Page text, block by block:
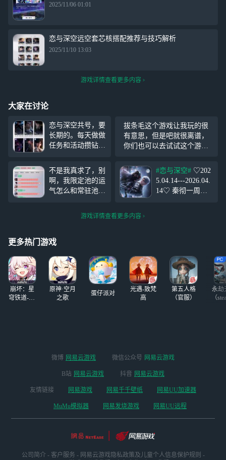
2025/11/06 01:01
恋与深空远空套芯核搭配推荐与技巧解析
2025/11/10 13:03
游戏详情查看更多内容
大家在讨论
恋与深空共号，要
长期的。每天做做
任务和活动攒钻就
攒，钻、改名卡、
月辉和两个四星卡
的盒子不要动其他
都可以 #恋与深空#
拔条毛这个游戏让我玩的很
有意思，但是吧就很离谱，
你们也可以去试试这个游
离谱，你们去试试吧。
不是我真求了，别
啊，我限定池的运
气怎么和常驻池转
吗，现在怎么全都
次混池我是第一次
#恋与深空# ♡202
5.04.14---2026.04.
14♡ 秦彻一周年
游戏详情查看更多内容
更多热门游戏
崩坏：星
穹铁道-4.4
原神·空月
之歌
蛋仔派对
光遇-致梵
高
第五人格
（官服）
永劫
（
微博 网易云游戏 微信公众号 网易云游戏
B站 网易云游戏 抖音 网易云游戏
友情链接 网易游戏 网易千千壁纸 网易UU加速器
MuMu模拟器 网易发烧游戏 网易UU远程
公司简介 - 客户服务 - 网易云游戏隐私政策及儿童个人信息保护规则 -